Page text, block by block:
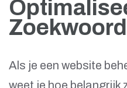
Als je een website
weet je hoe belangrijk